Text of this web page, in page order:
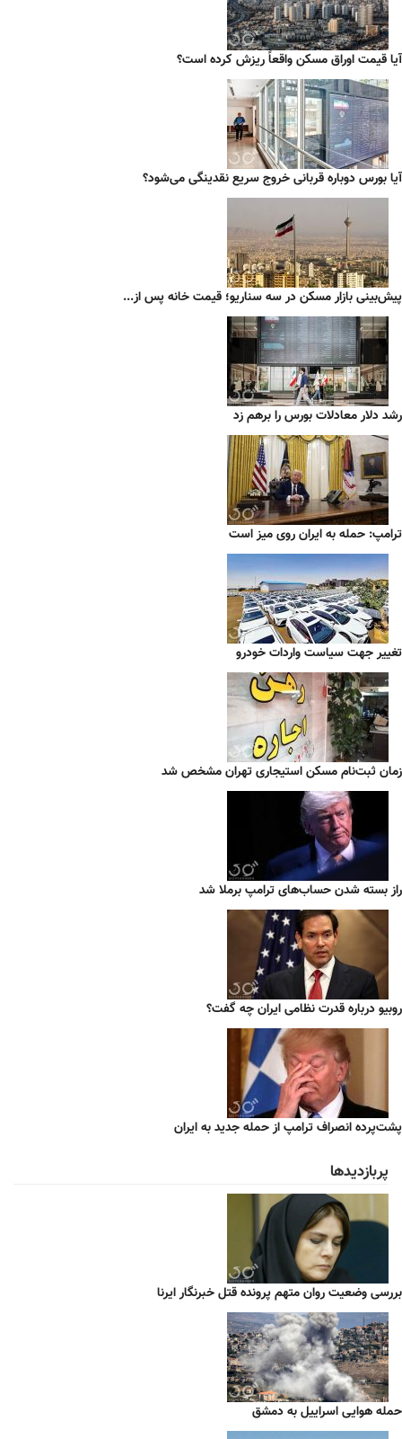
آیا قیمت اوراق مسکن واقعاً ریزش کرده است؟
آیا بورس دوباره قربانی خروج سریع نقدینگی می‌شود؟
پیش‌بینی بازار مسکن در سه سناریو؛ قیمت خانه پس از...
رشد دلار معادلات بورس را برهم زد
ترامپ: حمله به ایران روی میز است
تغییر جهت سیاست واردات خودرو
زمان ثبت‌نام مسکن استیجاری تهران مشخص شد
راز بسته شدن حساب‌های ترامپ برملا شد
روبیو درباره قدرت نظامی ایران چه گفت؟
پشت‌پرده انصراف ترامپ از حمله جدید به ایران
پربازدیدها
بررسی وضعیت روان متهم پرونده قتل خبرنگار ایرنا
حمله هوایی اسراییل به دمشق